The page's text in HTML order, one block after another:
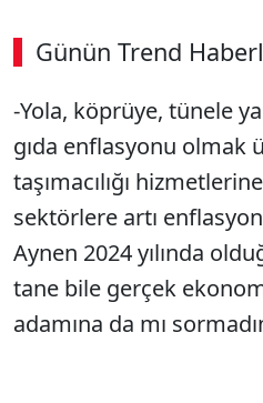
Günün Trend
-Yola, köprüye, tünele
gıda enflasyonu olmak
taşımacılığı
sektörlere artı
Aynen 2024 yılında
tane bile gerçek
adamına da mı